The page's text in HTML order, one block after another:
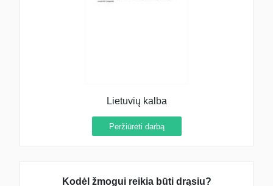
Lietuvių kalba
Peržiūrėti darbą
Kodėl žmogui reikia būti drąsiu?